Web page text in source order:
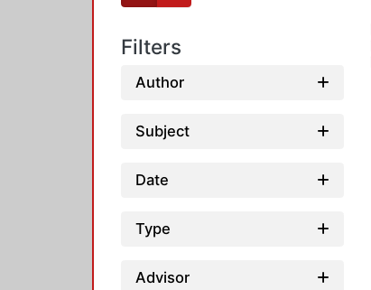
Filters
Author
Subject
Date
Type
Advisor